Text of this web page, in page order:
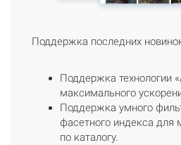
Поддержка последних
Поддержка технологии
максимального
Поддержка умного
фасетного индекса для
по каталогу.